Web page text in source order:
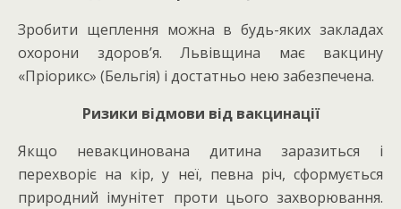
Зробити щеплення можна в будь-яких закладах
охорони здоров’я. Львівщина має вакцину
«Пріорикс» (Бельгія) і достатньо нею забезпечена.
Ризики відмови від вакцинації
Якщо невакцинована дитина заразиться і
перехворіє на кір, у неї, певна річ, сформується
природний імунітет проти цього захворювання.